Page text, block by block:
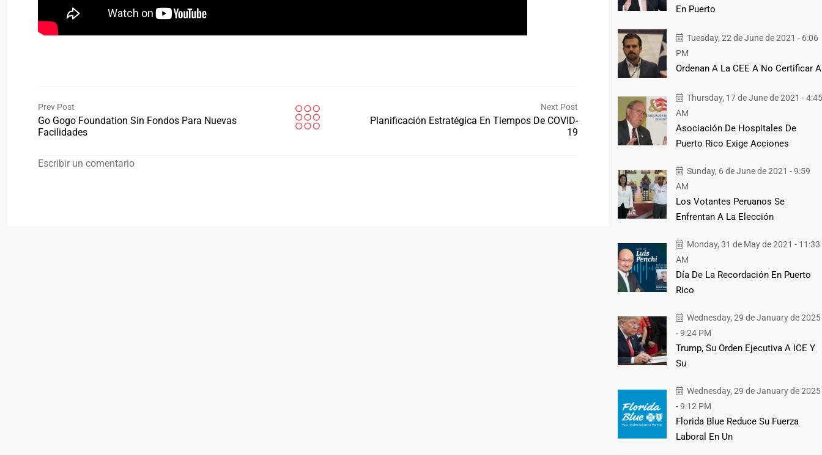
Prev Post
Go Gogo Foundation Sin Fondos Para Nuevas
Facilidades
Next Post
Planificación Estratégica En Tiempos De COVID-
19
Escribir un comentario
En Puerto
Tuesday, 22 de June de 2021 - 6:06
PM
Ordenan A La CEE A No Certificar A
Thursday, 17 de June de 2021 - 4:45
AM
Asociación De Hospitales De
Puerto Rico Exige Acciones
Sunday, 6 de June de 2021 - 9:59
AM
Los Votantes Peruanos Se
Enfrentan A La Elección
Monday, 31 de May de 2021 - 11:33
AM
Día De La Recordación En Puerto
Rico
Wednesday, 29 de January de 2025
- 9:24 PM
Trump, Su Orden Ejecutiva A ICE Y
Su
Wednesday, 29 de January de 2025
- 9:12 PM
Florida Blue Reduce Su Fuerza
Laboral En Un